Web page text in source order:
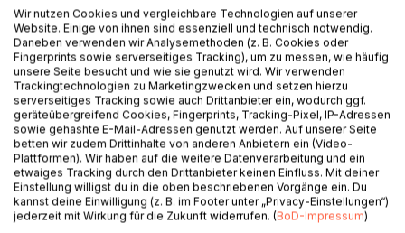
BESCHREIBUNG
Gregor und Charlotte sind ein paar der ganz besonderen
Art: Gregor - Philosoph, Dichter und Denker, Charlotte -
Kreativpragmatikerin. Ein Paar, das lange Zeit Tür an Tür
wohnt, sich irgendwann aber doch entschließt, die Mauern
einzureißen und zusammen zu ziehen. Wer von Beiden
versteht den ganz normalen Irrsinn des 21. Jahrhunderts
wohl besser? Und wer von Beiden hat die besten Ideen,
diesem, in ihrer Alltagswelt, etwas entgegenzusetzten? Auf
Wir nutzen Cookies und vergleichbare Technologien auf unserer
Website. Einige von ihnen sind essenziell und technisch notwendig.
Daneben verwenden wir Analysemethoden (z. B. Cookies oder
Fingerprints sowie serverseitiges Tracking), um zu messen, wie häufig
unsere Seite besucht und wie sie genutzt wird. Wir verwenden
Trackingtechnologien zu Marketingzwecken und setzen hierzu
serverseitiges Tracking sowie auch Drittanbieter ein, wodurch ggf.
geräteübergreifend Cookies, Fingerprints, Tracking-Pixel, IP-Adressen
sowie gehashte E-Mail-Adressen genutzt werden. Auf unserer Seite
betten wir zudem Drittinhalte von anderen Anbietern ein (Video-
Plattformen). Wir haben auf die weitere Datenverarbeitung und ein
etwaiges Tracking durch den Drittanbieter keinen Einfluss. Mit deiner
Einstellung willigst du in die oben beschriebenen Vorgänge ein. Du
kannst deine Einwilligung (z. B. im Footer unter „Privacy-Einstellungen“)
jederzeit mit Wirkung für die Zukunft widerrufen. (BoD-Impressum)